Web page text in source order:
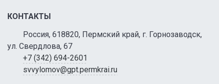
КОНТАКТЫ
Россия, 618820, Пермский край, г. Горнозаводск,
ул. Свердлова, 67
+7 (342) 694-2601
svvylomov@gpt.permkrai.ru